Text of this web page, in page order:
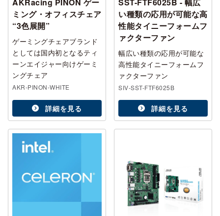
ミング・オフィスチェア
“3色展開”
ゲーミングチェアブランド
としては国内初となるティ
ーンエイジャー向けゲーミ
ングチェア
AKR-PINON-WHITE
詳細を見る
い種類の応用が可能な高
性能タイニーフォームフ
ァクターファン
幅広い種類の応用が可能な
高性能タイニーフォームフ
ァクターファン
SIV-SST-FTF6025B
詳細を見る